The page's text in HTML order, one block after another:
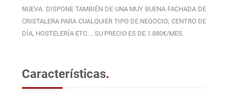
NUEVA. DISPONE TAMBIÉN DE UNA MUY BUENA FACHADA DE
CRISTALERA PARA CUALQUIER TIPO DE NEGOCIO; CENTRO DE
DÍA, HOSTELERÍA ETC.... SU PRECIO ES DE 1.880€/MES.
Características.